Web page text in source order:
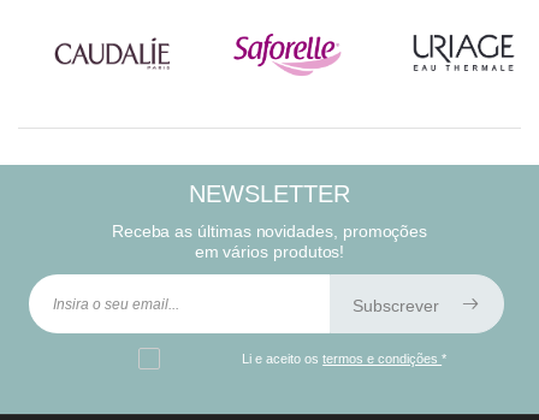
NEWSLETTER
Receba as últimas novidades, promoções
em vários produtos!
Subscrever
Li e aceito ostermos e condições*